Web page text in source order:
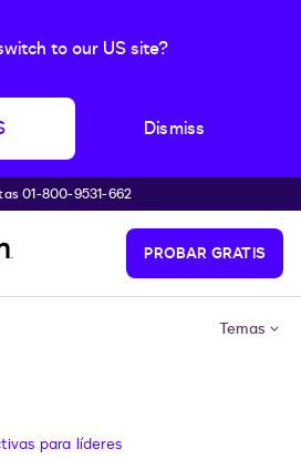
to our US site?
Dismiss
01-800-9531-662
PROBAR GRATIS
Temas
para líderes